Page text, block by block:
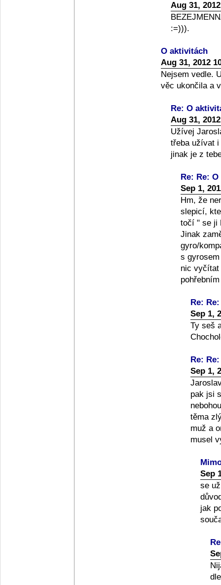
Aug 31,
:=))).
O aktivitách
Aug 31, 2012
Nejsem vedle.
věc ukončila a
Re: O
Aug 31,
Užívej
třeba užívat
jinak je z
Re: Re:
Sep 1,
Hm, že
slepicí,
točí " se ji
Jinak
gyro/
s
nic vyčítat
Re:
Sep 1,
Ty seš
Re:
Sep 1,
pak jsi
těma
muž a
musel
Sep
se
jak